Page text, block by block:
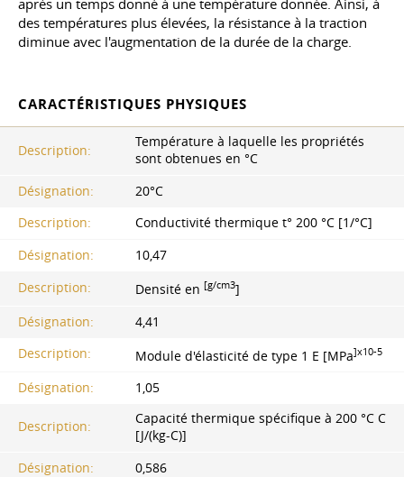
après un temps donné à une température donnée. Ainsi, à
des températures plus élevées, la résistance à la traction
diminue avec l'augmentation de la durée de la charge.
CARACTÉRISTIQUES PHYSIQUES
Description:
Température à laquelle les propriétés
sont obtenues en °C
Désignation:
20°С
Description:
Conductivité thermique t° 200 °C [1/°C]
Désignation:
10,47
Description:
Densité en [g/cm3]
Désignation:
4,41
Description:
Module d'élasticité de type 1 E [MPa]x10-5
Désignation: 1,05
Description:
Capacité thermique spécifique à 200 °C C
[J/(kg-C)]
Désignation:
0,586